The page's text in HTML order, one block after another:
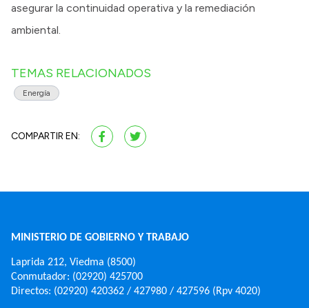
asegurar la continuidad operativa y la remediación
ambiental.
TEMAS RELACIONADOS
Energía
COMPARTIR EN:
MINISTERIO DE GOBIERNO Y TRABAJO
Laprida 212, Viedma (8500)
Conmutador: (02920) 425700
Directos: (02920) 420362 / 427980 / 427596 (Rpv 4020)